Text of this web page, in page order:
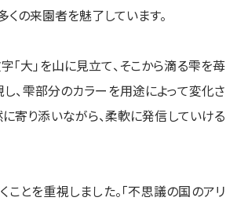
の来園者を魅了しています。
「大」を山に見立て、そこから滴る雫を苺
、雫部分のカラーを用途によって変化さ
寄り添いながら、柔軟に発信していける
とを重視しました。「不思議の国のアリ